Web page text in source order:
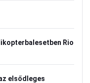
Rio
elsődleges